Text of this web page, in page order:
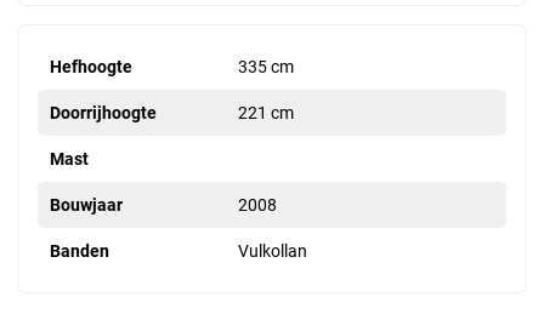
Hefhoogte 335 cm
Doorrijhoogte 221 cm
Mast
Bouwjaar 2008
Banden Vulkollan